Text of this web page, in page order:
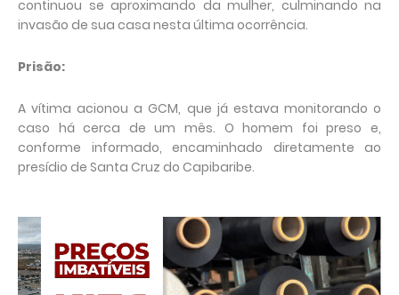
continuou se aproximando da mulher, culminando na
invasão de sua casa nesta última ocorrência.
Prisão:
A vítima acionou a GCM, que já estava monitorando o
caso há cerca de um mês. O homem foi preso e,
conforme informado, encaminhado diretamente ao
presídio de Santa Cruz do Capibaribe.